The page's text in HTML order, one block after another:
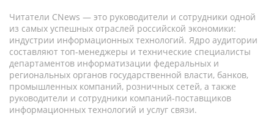
Читатели CNews — это руководители и сотрудники одной
из самых успешных отраслей российской экономики:
индустрии информационных технологий. Ядро аудитории
составляют топ-менеджеры и технические специалисты
департаментов информатизации федеральных и
региональных органов государственной власти, банков,
промышленных компаний, розничных сетей, а также
руководители и сотрудники компаний-поставщиков
информационных технологий и услуг связи.